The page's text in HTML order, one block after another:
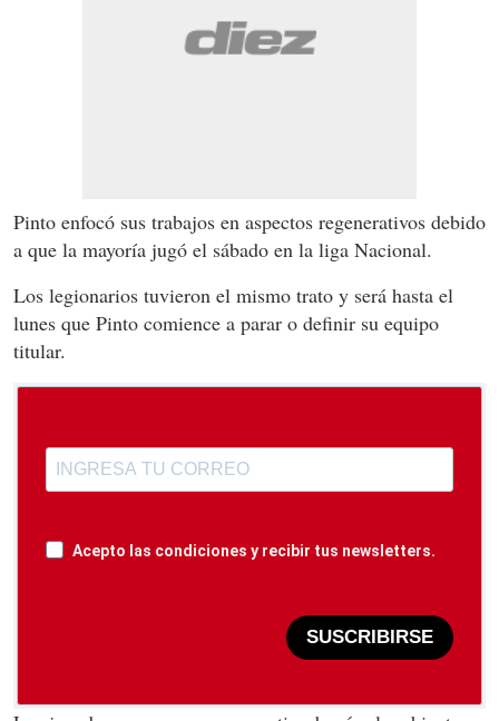
Pinto enfocó sus trabajos en aspectos regenerativos debido
a que la mayoría jugó el sábado en la liga Nacional.
Los legionarios tuvieron el mismo trato y será hasta el
lunes que Pinto comience a parar o definir su equipo
titular.
Acepto las condiciones y recibir tus newsletters.
SUSCRIBIRSE